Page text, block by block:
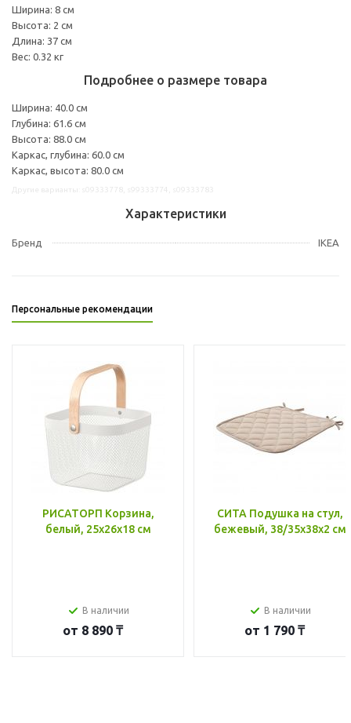
Ширина: 8 см
Высота: 2 см
Длина: 37 см
Вес: 0.32 кг
Подробнее о размере товара
Ширина: 40.0 см
Глубина: 61.6 см
Высота: 88.0 см
Каркас, глубина: 60.0 см
Каркас, высота: 80.0 см
Характеристики
Бренд IKEA
Персональные рекомендации
РИСАТОРП Корзина,
белый, 25x26x18 см
В наличии
от 8 890 ₸
СИТА Подушка на стул,
бежевый, 38/35x38x2 см
В наличии
от 1 790 ₸